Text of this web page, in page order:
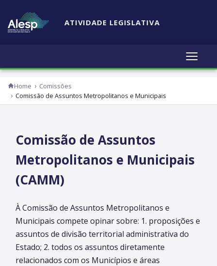
ATIVIDADE LEGISLATIVA
Home
Comissões
Comissão de Assuntos Metropolitanos e Municipais
Comissão de Assuntos
Metropolitanos e Municipais
(CAMM)
À Comissão de Assuntos Metropolitanos e
Municipais compete opinar sobre: 1. proposições e
assuntos de divisão territorial administrativa do
Estado; 2. todos os assuntos diretamente
relacionados com os Municípios e áreas